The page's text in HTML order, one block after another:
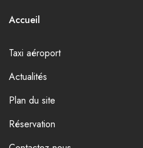
Accueil
Taxi aéroport
Actualités
Plan du site
Réservation